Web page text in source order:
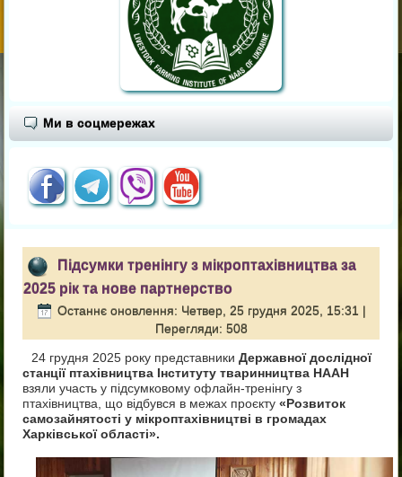
Ми в соцмережах
Підсумки тренінгу з мікроптахівництва за
2025 рік та нове партнерство
Останнє оновлення: Четвер, 25 грудня 2025, 15:31 |
Перегляди: 508
24 грудня 2025 року представники Державної дослідної
станції птахівництва Інституту тваринництва НААН
взяли участь у підсумковому офлайн-тренінгу з
птахівництва, що відбувся в межах проєкту «Розвиток
самозайнятості у мікроптахівництві в громадах
Харківської області».